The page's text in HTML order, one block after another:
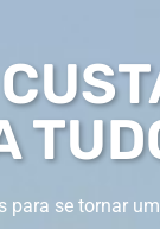
para se tornar